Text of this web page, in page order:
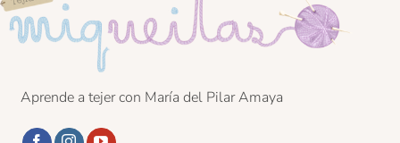
Aprende a tejer con María del Pilar Amaya